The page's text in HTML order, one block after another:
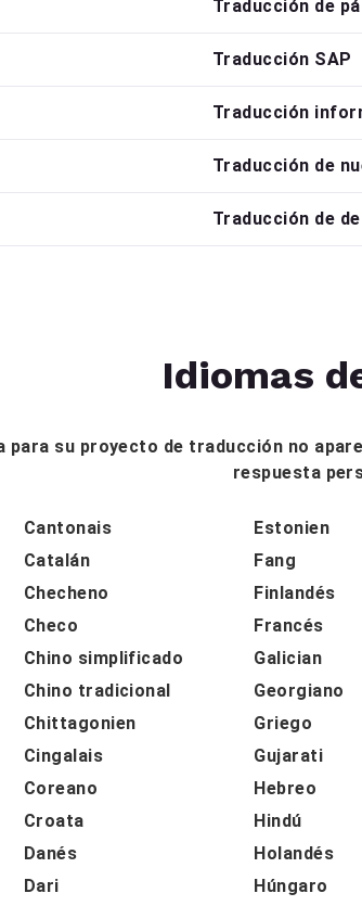
Traducción de
Traducción SAP
Traducción
Traducción de
Traducción de
Idiomas
para su proyecto de traducción no
respuesta
Cantonais
Catalán
Checheno
Checo
Chino simplificado
Chino tradicional
Chittagonien
Cingalais
Coreano
Croata
Danés
Dari
Estonien
Fang
Finlandés
Francés
Galician
Georgiano
Griego
Gujarati
Hebreo
Hindú
Holandés
Húngaro